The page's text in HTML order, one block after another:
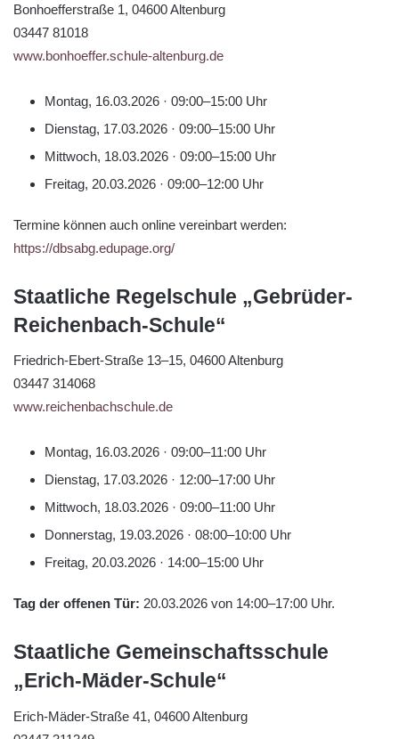
Bonhoefferstraße 1, 04600 Altenburg
03447 81018
www.bonhoeffer.schule-altenburg.de
Montag, 16.03.2026 · 09:00–15:00 Uhr
Dienstag, 17.03.2026 · 09:00–15:00 Uhr
Mittwoch, 18.03.2026 · 09:00–15:00 Uhr
Freitag, 20.03.2026 · 09:00–12:00 Uhr
Termine können auch online vereinbart werden:
https://dbsabg.edupage.org/
Staatliche Regelschule „Gebrüder-
Reichenbach-Schule“
Friedrich-Ebert-Straße 13–15, 04600 Altenburg
03447 314068
www.reichenbachschule.de
Montag, 16.03.2026 · 09:00–11:00 Uhr
Dienstag, 17.03.2026 · 12:00–17:00 Uhr
Mittwoch, 18.03.2026 · 09:00–11:00 Uhr
Donnerstag, 19.03.2026 · 08:00–10:00 Uhr
Freitag, 20.03.2026 · 14:00–15:00 Uhr
Tag der offenen Tür: 20.03.2026 von 14:00–17:00 Uhr.
Staatliche Gemeinschaftsschule
„Erich-Mäder-Schule“
Erich-Mäder-Straße 41, 04600 Altenburg